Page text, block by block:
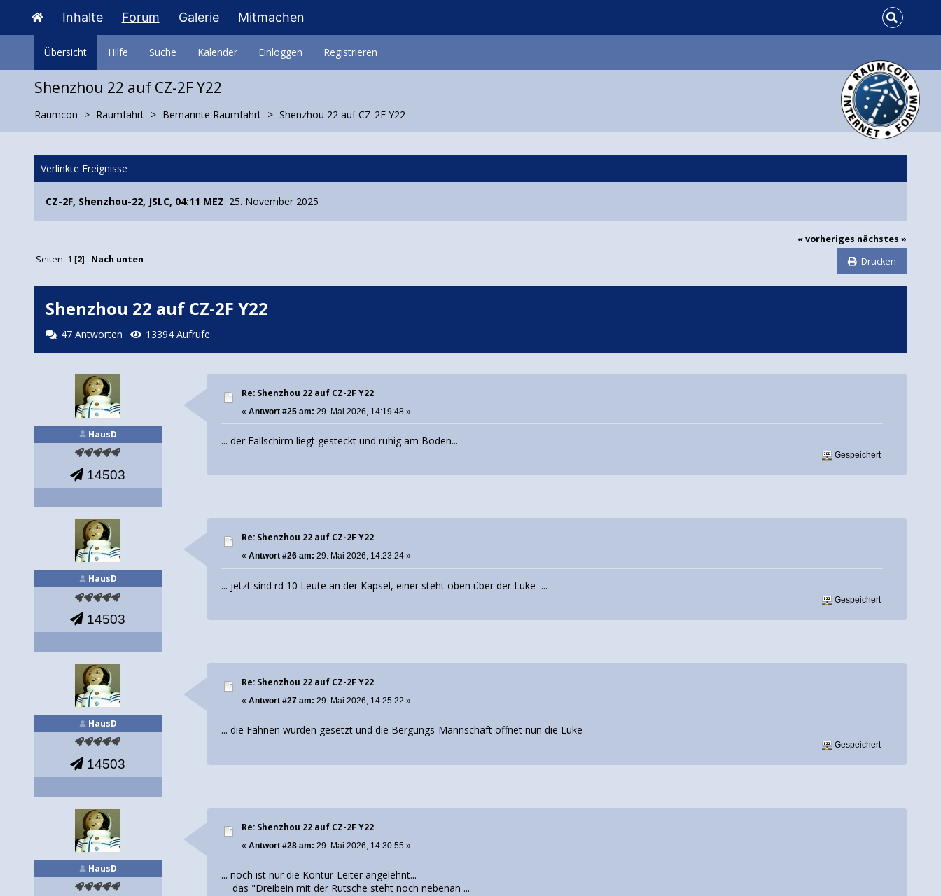
Inhalte Forum Galerie Mitmachen
Übersicht Hilfe Suche Kalender Einloggen Registrieren
Shenzhou 22 auf CZ-2F Y22
Raumcon Raumfahrt Bemannte Raumfahrt Shenzhou 22 auf CZ-2F Y22
Verlinkte Ereignisse
CZ-2F, Shenzhou-22, JSLC, 04:11 MEZ: 25. November 2025
« vorheriges nächstes »
Drucken
Seiten: 1 [2] Nach unten
Shenzhou 22 auf CZ-2F Y22
47 Antworten 13394 Aufrufe
HausD
14503
Re: Shenzhou 22 auf CZ-2F Y22
«Antwort #25 am: 29. Mai 2026, 14:19:48 »
... der Fallschirm liegt gesteckt und ruhig am Boden...
Gespeichert
HausD
14503
Re: Shenzhou 22 auf CZ-2F Y22
«Antwort #26 am: 29. Mai 2026, 14:23:24 »
... jetzt sind rd 10 Leute an der Kapsel, einer steht oben über der Luke ...
Gespeichert
HausD
14503
Re: Shenzhou 22 auf CZ-2F Y22
«Antwort #27 am: 29. Mai 2026, 14:25:22 »
... die Fahnen wurden gesetzt und die Bergungs-Mannschaft öffnet nun die Luke
Gespeichert
HausD
Re: Shenzhou 22 auf CZ-2F Y22
«Antwort #28 am: 29. Mai 2026, 14:30:55 »
... noch ist nur die Kontur-Leiter angelehnt...
das "Dreibein mit der Rutsche steht noch nebenan ...